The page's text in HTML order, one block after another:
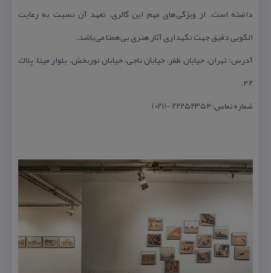
داشته است. از ویژگی‌های مهم این گالری، تعهد آن نسبت به رعایت
الگویی دقیق جهت نگهداری آثار هنری بی‌همتا می‌باشد.
آدرس: تهران، خیابان ظفر، خیابان ناجی، خیابان نوربخش، بلوار مینا، پلاك
۴۲.
شماره تماس:۲۲۲۵۲۳۵۴ -(۰۲۱)